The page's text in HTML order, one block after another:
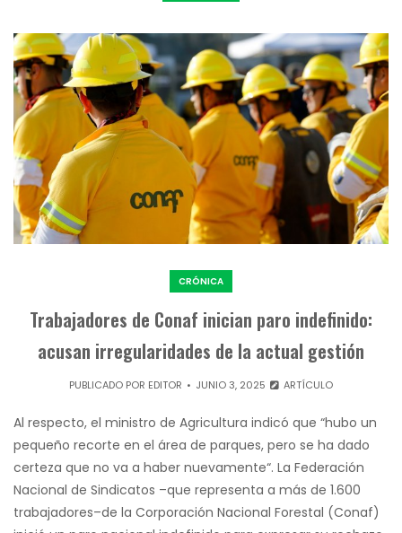
CRÓNICA
Trabajadores de Conaf inician paro indefinido:
acusan irregularidades de la actual gestión
PUBLICADO POR EDITOR JUNIO 3, 2025 ARTÍCULO
Al respecto, el ministro de Agricultura indicó que “hubo un
pequeño recorte en el área de parques, pero se ha dado
certeza que no va a haber nuevamente“. La Federación
Nacional de Sindicatos –que representa a más de 1.600
trabajadores–de la Corporación Nacional Forestal (Conaf)